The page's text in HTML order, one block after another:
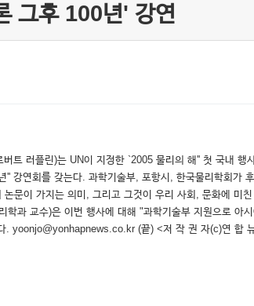
그후 100년' 강연
트 러플린)는 UN이 지정한 `2005 물리의 해'' 첫 국내
강연회를 갖는다. 과학기술부, 포항시, 한국물리학회가
문이 가지는 의미, 그리고 그것이 우리 사회, 문화에 미
과 교수)은 이번 행사에 대해 "과학기술부 지원으로
. yoonjo@yonhapnews.co.kr (끝) <저 작 권 자(c)연 합